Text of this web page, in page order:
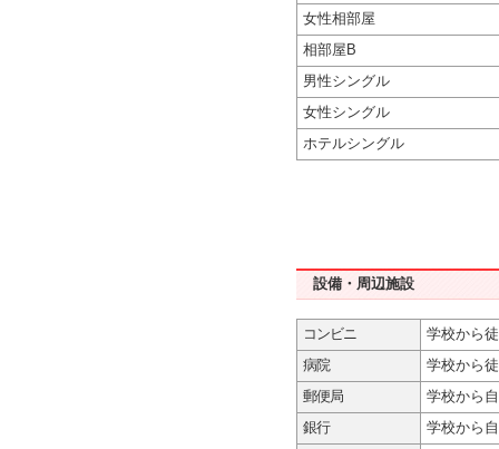
女性相部屋
相部屋B
男性シングル
女性シングル
ホテルシングル
設備・周辺施設
コンビニ
学校から
病院
学校から
郵便局
学校から
銀行
学校から